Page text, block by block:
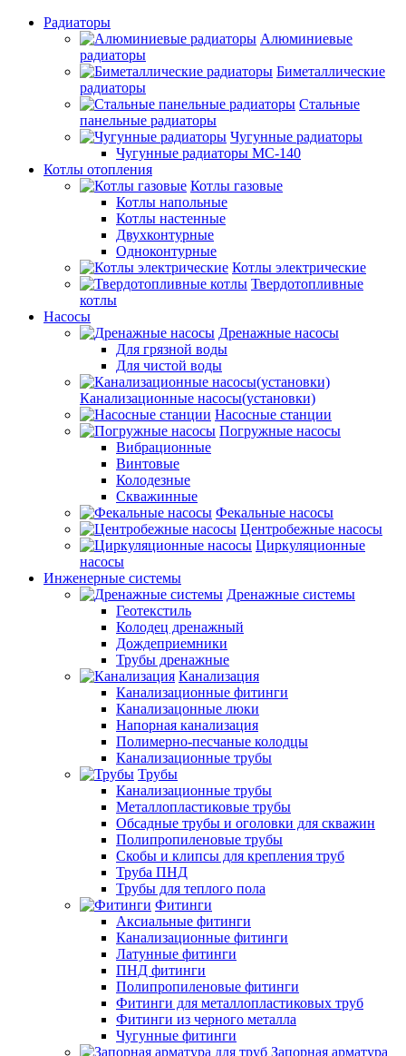
Радиаторы
Алюминиевые
радиаторы
Биметаллические
радиаторы
Стальные
панельные радиаторы
Чугунные радиаторы
Чугунные радиаторы МС-140
Котлы отопления
Котлы газовые
Котлы напольные
Котлы настенные
Двухконтурные
Одноконтурные
Котлы электрические
Твердотопливные
котлы
Насосы
Дренажные насосы
Для грязной воды
Для чистой воды
Канализационные насосы(установки)
Насосные станции
Погружные насосы
Вибрационные
Винтовые
Колодезные
Скважинные
Фекальные насосы
Центробежные насосы
Циркуляционные
насосы
Инженерные системы
Дренажные системы
Геотекстиль
Колодец дренажный
Дождеприемники
Трубы дренажные
Канализация
Канализационные фитинги
Канализацонные люки
Напорная канализация
Полимерно-песчаные колодцы
Канализационные трубы
Трубы
Канализационные трубы
Металлопластиковые трубы
Обсадные трубы и оголовки для скважин
Полипропиленовые трубы
Скобы и клипсы для крепления труб
Труба ПНД
Трубы для теплого пола
Фитинги
Аксиальные фитинги
Канализационные фитинги
Латунные фитинги
ПНД фитинги
Полипропиленовые фитинги
Фитинги для металлопластиковых труб
Фитинги из черного металла
Чугунные фитинги
Запорная арматура